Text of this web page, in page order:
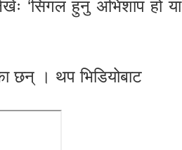
‘सिंगल हुनु अभिशाप हो या
छन् । थप भिडियोबाट